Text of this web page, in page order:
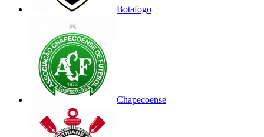
Botafogo
Chapecoense